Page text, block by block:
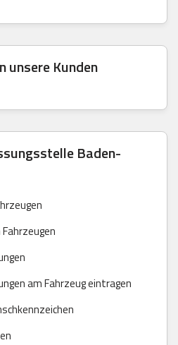
unsere Kunden
Baden-
am Fahrzeug eintragen